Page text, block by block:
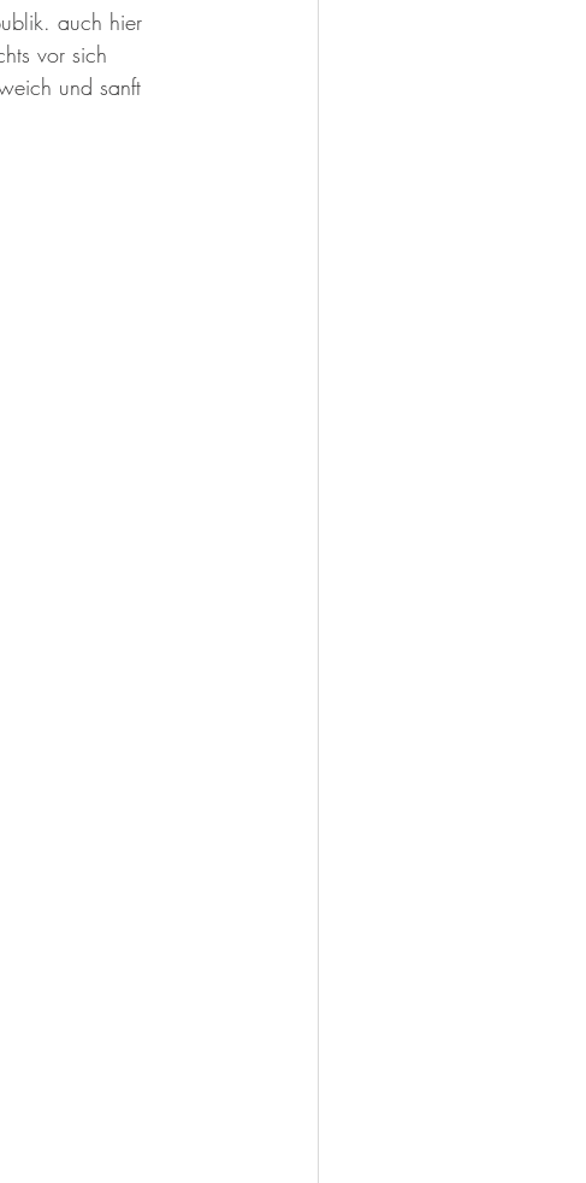
auch hier
vor sich
und sanft